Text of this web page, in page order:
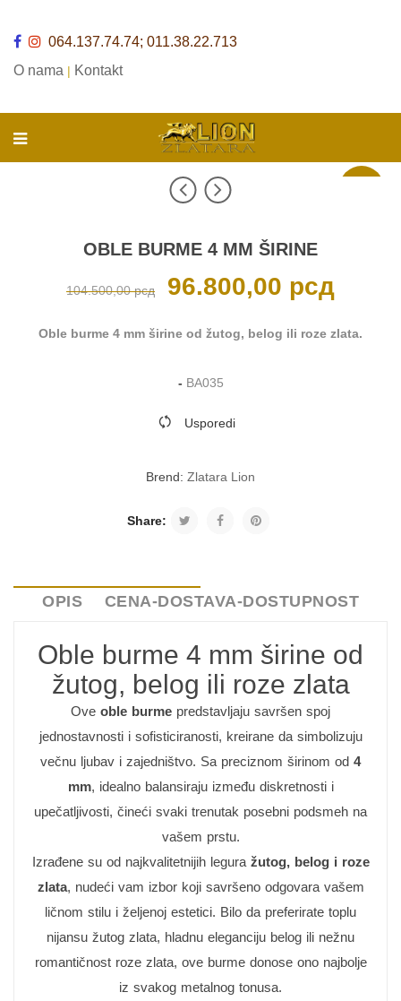
064.137.74.74; 011.38.22.713
O nama | Kontakt
OBLE BURME 4 MM ŠIRINE
104.500,00рсд
Originalna
cena
104.500,00 рсд.
96.800,00 рсдcena
je:
Oble burme 4 mm širine od žutog, belog ili roze zlata.
- BA035
Usporedi
Brend: Zlatara Lion
Share:
OPIS CENA-DOSTAVA-DOSTUPNOST
Oble burme 4 mm širine od
žutog, belog ili roze zlata
Ove oble burme predstavljaju savršen spoj
jednostavnosti i sofisticiranosti, kreirane da simbolizuju
večnu ljubav i zajedništvo. Sa preciznom širinom od 4
mm, idealno balansiraju između diskretnosti i
upečatljivosti, čineći svaki trenutak posebni podsmeh na
vašem prstu.
Izrađene su od najkvalitetnijih legura žutog, belog i roze
zlata, nudeći vam izbor koji savršeno odgovara vašem
ličnom stilu i željenoj estetici. Bilo da preferirate toplu
nijansu žutog zlata, hladnu eleganciju belog ili nežnu
romantičnost roze zlata, ove burme donose ono najbolje
iz svakog metalnog tonusa.